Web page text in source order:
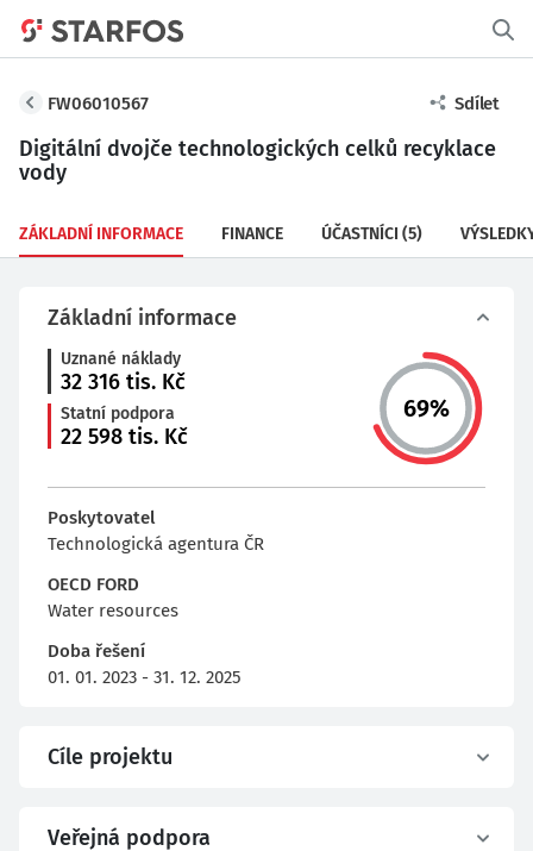
FW06010567 Sdílet
Digitální dvojče technologických celků recyklace
vody
ZÁKLADNÍ INFORMACE FINANCE ÚČASTNÍCI (5)
Základní informace
Uznané náklady
32 316 tis. Kč
Statní podpora
22 598 tis. Kč
69%
Poskytovatel
Technologická agentura ČR
OECD FORD
Water resources
Doba řešení
01. 01. 2023 - 31. 12. 2025
Cíle projektu
Veřejná podpora